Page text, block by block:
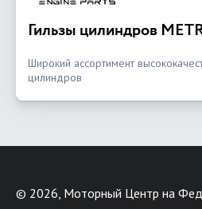
Гильзы цилиндров
Широкий ассортимент
цилиндров
© 2026, Моторный Центр на